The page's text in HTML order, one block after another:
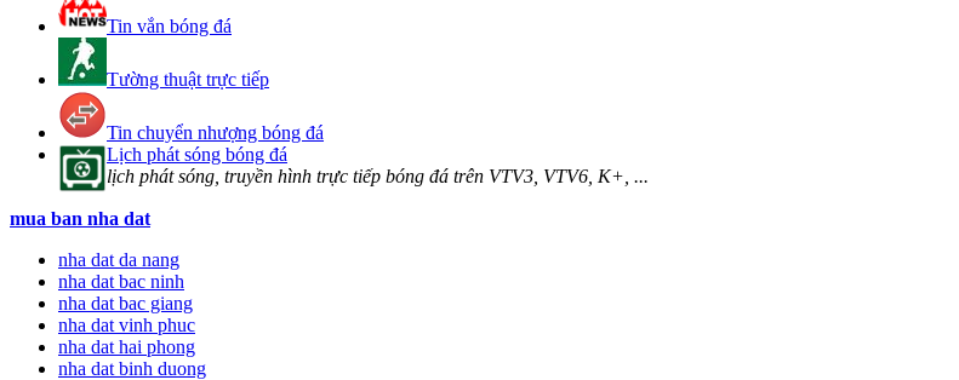
Tin vắn bóng đá
Tường thuật trực tiếp
Tin chuyển nhượng bóng đá
Lịch phát sóng bóng đá
lịch phát sóng, truyền hình trực tiếp bóng đá trên VTV3, VTV6, K+, ...
mua ban nha dat
nha dat da nang
nha dat bac ninh
nha dat bac giang
nha dat vinh phuc
nha dat hai phong
nha dat binh duong